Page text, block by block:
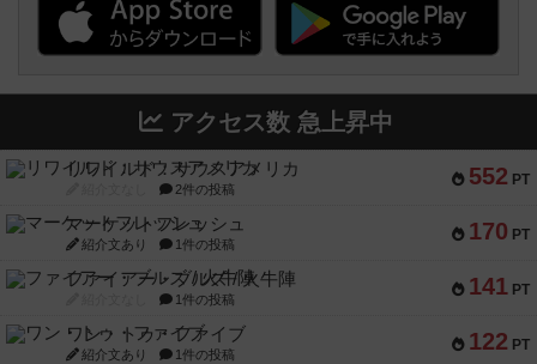
アクセス数 急上昇中
552 PT
リワイルド：サウスアメリカ
2件の投稿
170 PT
マーケットフレッシュ
紹介文あり 1件の投稿
141 PT
ファイアー・ブルズ / 火牛陣
1件の投稿
122 PT
ワン・トゥ・ファイブ
紹介文あり 1件の投稿